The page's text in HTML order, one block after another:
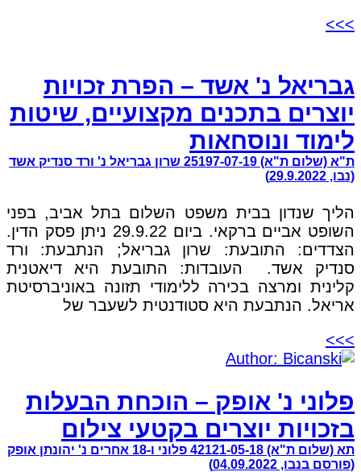
>>>
גבריאל נ' אשד – הפרת זכויות
יוצרים בתכנים מקצועיים, שיטות
לימוד ונוסחאות
ת"א (שלום ת"א) 25197-07-19 שרון גבריאל נ' ורד סנדיק אשד
(נבו, 29.9.2022)
הליך שנדון בבית משפט השלום בתל אביב, בפני
השופט אביים ברקאי. ביום 29.9.22 ניתן פסק הדין.
הצדדים: התובעת: שרון גבריאל; הנתבעת: ורד
סנדיק אשד. העובדות: התובעת היא דיאטנית
קלינית ומרצה בכירה ללימודי תזונה באוניברסיטת
אריאל. הנתבעת היא סטודנטית לשעבר של
>>>
פלוני נ' אופק – הוכחת הבעלות
בזכויות יוצרים בקטעי צילום
תא (שלום ת"א) 42121-05-18 פלוני ו-18 אחרים נ' יהונתן אופק
(פורסם בנבו, 04.09.2022)